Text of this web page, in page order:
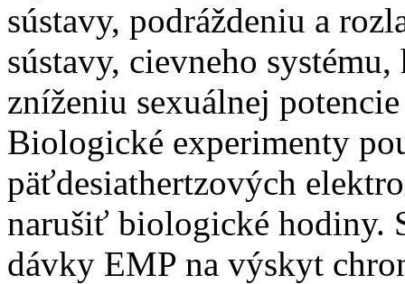
sústavy, podráždeniu a
sústavy, cievneho
zníženiu sexuálnej
Biologické experimenty
päťdesiathertzových
narušiť biologické hodiny.
dávky EMP na výskyt